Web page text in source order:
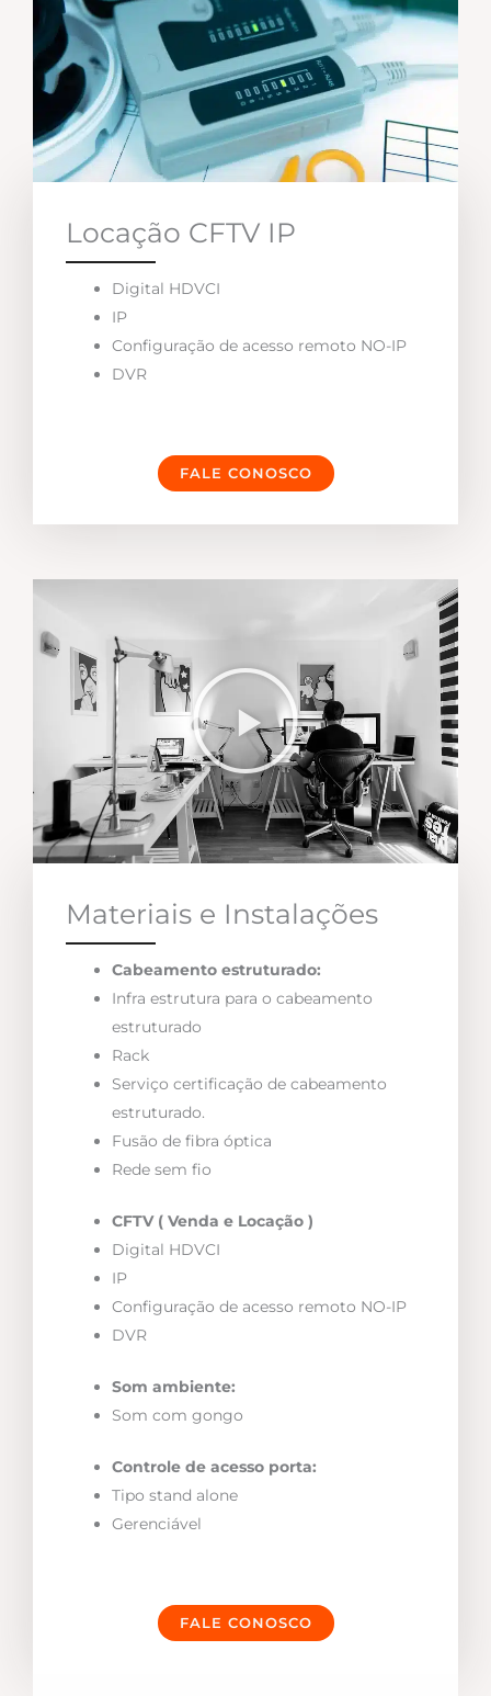
Locação CFTV IP
Digital HDVCI
IP
Configuração de acesso remoto NO-IP
DVR
FALE CONOSCO
Materiais e Instalações
Cabeamento estruturado:
Infra estrutura para o cabeamento
estruturado
Rack
Serviço certificação de cabeamento
estruturado.
Fusão de fibra óptica
Rede sem fio
CFTV ( Venda e Locação )
Digital HDVCI
IP
Configuração de acesso remoto NO-IP
DVR
Som ambiente:
Som com gongo
Controle de acesso porta:
Tipo stand alone
Gerenciável
FALE CONOSCO